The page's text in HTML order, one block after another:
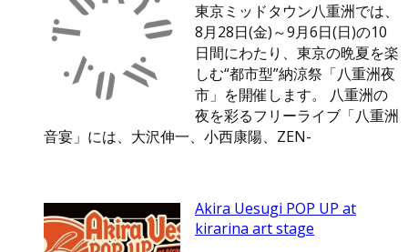
東京ミッドタウン八重洲では、
8月28日(金)～9月6日(日)の10
日間にわたり、東京の晩夏を楽
しむ“都市型”納涼祭「八重洲夜
市」を開催します。 八重洲の
夜を彩るフリーライブ「八重洲
音宴」には、大沢伸一、小西康陽、ZEN-
Akira Uesugi POP UP at
kirarina art stage